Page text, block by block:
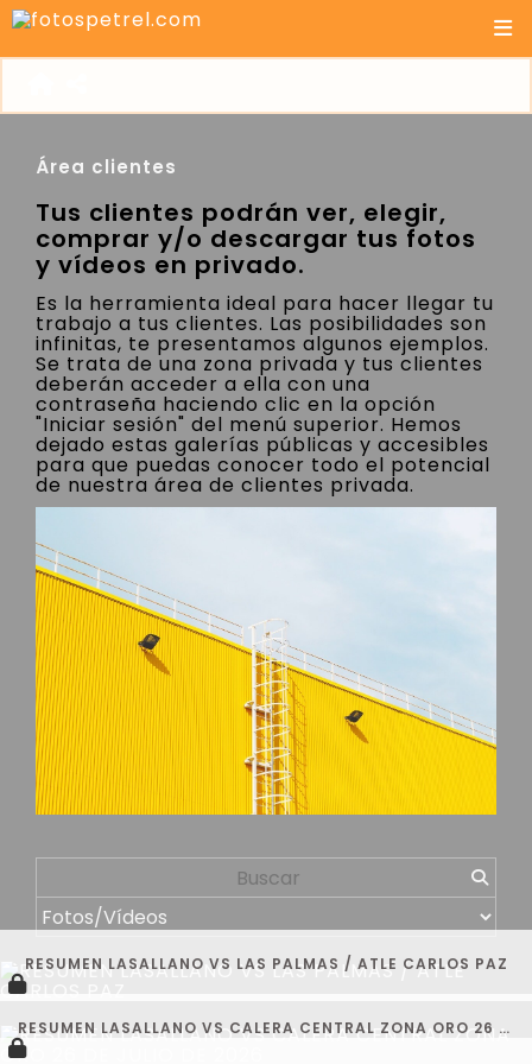
Área clientes
Tus clientes podrán ver, elegir,
comprar y/o descargar tus fotos
y vídeos en privado.
Es la herramienta ideal para hacer llegar tu
trabajo a tus clientes. Las posibilidades son
infinitas, te presentamos algunos ejemplos.
Se trata de una zona privada y tus clientes
deberán acceder a ella con una
contraseña haciendo clic en la opción
"Iniciar sesión" del menú superior. Hemos
dejado estas galerías públicas y accesibles
para que puedas conocer todo el potencial
de nuestra área de clientes privada.
RESUMEN LASALLANO VS LAS PALMAS / ATLE CARLOS PAZ
RESUMEN LASALLANO VS CALERA CENTRAL ZONA ORO 26 DE JULIO DE 2026